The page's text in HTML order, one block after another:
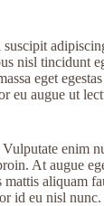
nisl tincidunt
eget
eu augue ut
enim
At augue
aliquam
id eu nisl